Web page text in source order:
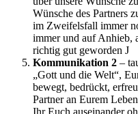
Wünsche des Partners
im Zweifelsfall immer
immer und auf Anhieb,
richtig gut geworden J
Kommunikation 2 –
„Gott und die Welt“,
bewegt, bedrückt,
Partner an Eurem
Ihr Euch auseinander